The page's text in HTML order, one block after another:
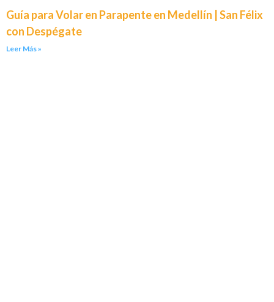
Guía para Volar en Parapente en Medellín | San Félix
con Despégate
Leer Más »